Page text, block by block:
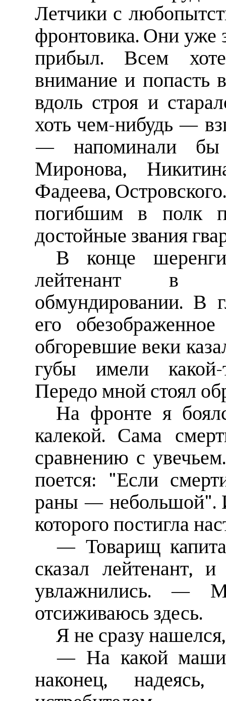
Летчики с
фронтовика. Они уже
прибыл. Всем
внимание и попасть
вдоль строя и
хоть чем-нибудь —
— напоминали бы
Миронова,
Фадеева,
погибшим в полк
достойные звания
В конце
лейтенант в
обмундировании. В
его
обгоревшие веки
губы имели какой-
Передо мной стоял
На фронте я
калекой. Сама
сравнению с
поется: "Если
раны — небольшой".
которого постигла
— Товарищ
сказал лейтенант,
увлажнились. —
отсиживаюсь здесь.
Я не сразу
— На какой
наконец,